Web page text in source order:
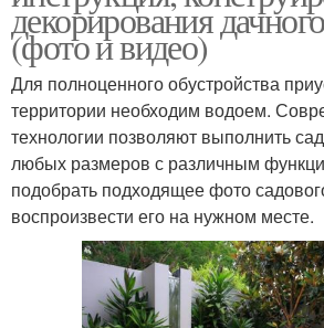
декорирования
(фото и видео)
Для полноценного обустройства
территории необходим водоем.
технологии позволяют выполнить
любых размеров с различным
подобрать подходящее фото
воспроизвести его на нужном месте.